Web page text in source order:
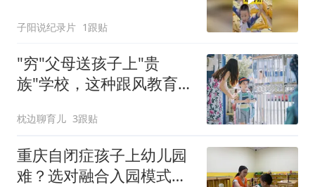
子阳说纪录片 1跟贴
"穷"父母送孩子上"贵
族"学校，这种跟风教育，
枕边聊育儿 3跟贴
重庆自闭症孩子上幼儿园
难？选对融合入园模式是